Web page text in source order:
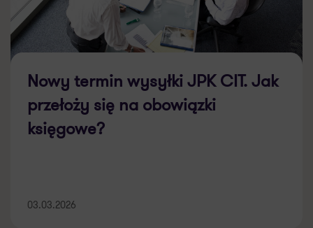
Nowy termin wysyłki JPK CIT. Jak
przełoży się na obowiązki
księgowe?
03.03.2026